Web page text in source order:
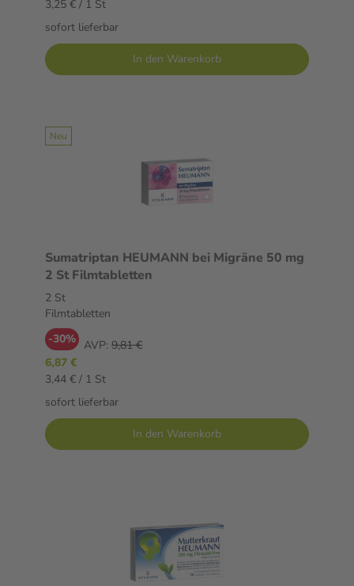
3,25 € / 1 St
sofort lieferbar
In den Warenkorb
Neu
Sumatriptan HEUMANN bei Migräne 50 mg
2 St Filmtabletten
2 St
Filmtabletten
-30% AVP: 9,81 €
6,87 €
3,44 € / 1 St
sofort lieferbar
In den Warenkorb